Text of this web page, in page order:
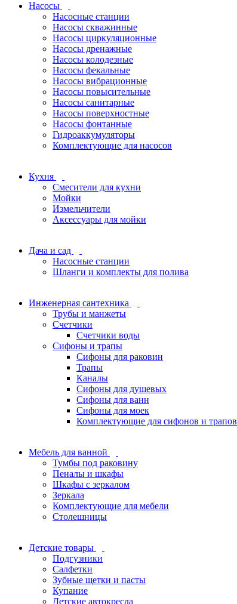
Насосы
Насосные станции
Насосы скважинные
Насосы циркуляционные
Насосы дренажные
Насосы колодезные
Насосы фекальные
Насосы вибрационные
Насосы повысительные
Насосы санитарные
Насосы поверхностные
Насосы фонтанные
Гидроаккумуляторы
Комплектующие для насосов
Кухня
Смесители для кухни
Мойки
Измельчители
Аксессуары для мойки
Дача и сад
Насосные станции
Шланги и комплекты для полива
Инженерная сантехника
Трубы и манжеты
Счетчики
Счетчики воды
Сифоны и трапы
Сифоны для раковин
Трапы
Каналы
Сифоны для душевых
Сифоны для ванн
Сифоны для моек
Комплектующие для сифонов и трапов
Мебель для ванной
Тумбы под раковину
Пеналы и шкафы
Шкафы с зеркалом
Зеркала
Комплектующие для мебели
Столешницы
Детские товары
Подгузники
Салфетки
Зубные щетки и пасты
Купание
Детские автокресла